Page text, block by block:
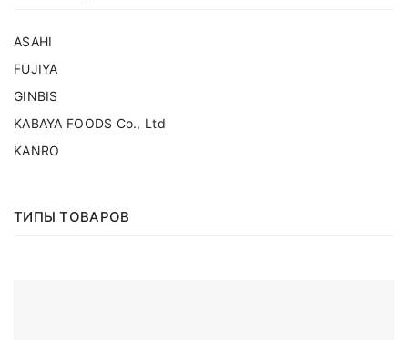
ASAHI
FUJIYA
GINBIS
KABAYA FOODS Co., Ltd
KANRO
ТИПЫ ТОВАРОВ